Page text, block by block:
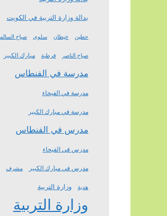
بدالة وزارة التربية في الكويت
حطين خيطان سلوى صباح السالم
صباح الناصر قرطبة مبارك الكبير
مدرسة في الفنطاس
مدرسة في الفيحاء
مدرسة في مبارك الكبير
مدرس في الفنطاس
مدرس في الفيحاء
مدرس في مبارك الكبير مشرف
هدية وزارة التربية
وزارة التربية